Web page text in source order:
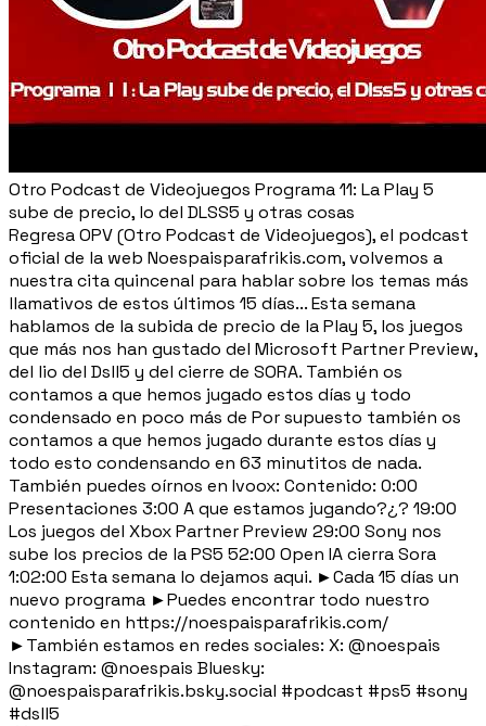
Otro Podcast de Videojuegos Programa 11: La Play 5
sube de precio, lo del DLSS5 y otras cosas
Regresa OPV (Otro Podcast de Videojuegos), el podcast
oficial de la web Noespaisparafrikis.com, volvemos a
nuestra cita quincenal para hablar sobre los temas más
llamativos de estos últimos 15 días... Esta semana
hablamos de la subida de precio de la Play 5, los juegos
que más nos han gustado del Microsoft Partner Preview,
del lio del Dsll5 y del cierre de SORA. También os
contamos a que hemos jugado estos días y todo
condensado en poco más de Por supuesto también os
contamos a que hemos jugado durante estos días y
todo esto condensando en 63 minutitos de nada.
También puedes oírnos en Ivoox: Contenido: 0:00
Presentaciones 3:00 A que estamos jugando?¿? 19:00
Los juegos del Xbox Partner Preview 29:00 Sony nos
sube los precios de la PS5 52:00 Open IA cierra Sora
1:02:00 Esta semana lo dejamos aqui. ►Cada 15 días un
nuevo programa ►Puedes encontrar todo nuestro
contenido en https://noespaisparafrikis.com/
►También estamos en redes sociales: X: @noespais
Instagram: @noespais Bluesky:
@noespaisparafrikis.bsky.social #podcast #ps5 #sony
#dsll5